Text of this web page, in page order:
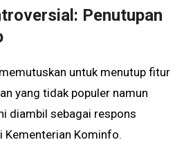
Penutupan
untuk menutup fitur
yang tidak populer namun
diambil sebagai respons
Kementerian Kominfo.